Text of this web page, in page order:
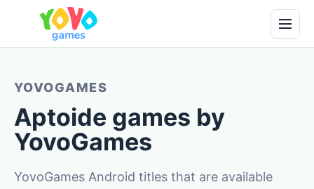
YOVOGAMES
Aptoide games by
YovoGames
YovoGames Android titles that are available